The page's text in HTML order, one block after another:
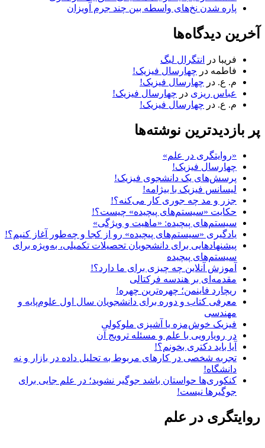
پاره شدن نخ‌های واسطه بین چند جرم آویزان
آخرین دیدگاه‌ها
فریبا در
انتگرال لبگ
فاطمه در چهارسال فیزیک!
م. ع. در چهارسال فیزیک!
عباس ریزی در چهارسال فیزیک!
م. ع. در چهارسال فیزیک!
پر بازدیدترین نوشته‌ها
«روایتگری در علم»
چهارسال فیزیک!
پرسش‌های یک دانشجوی فیزیک!
لیسانس فیزیک با بیژامه!
جزر و مد چه جوری کار می‌کنه؟!
حکایت «سیستم‌های پیچیده» چیست؟!
سیستم‌های پیچیده: «ماهیت و ویژگی‌»
یادگیری «سیستم‌های پیچیده» رو از کجا و چه‌طور آغاز کنیم؟!
پیشنهادهایی برای دانشجویان تحصیلات تکمیلی، به‌ویژه برای
سیستم‌های پیچیده
آموزش آنلاین چه چیزی برای ما دارد؟!
مقدمه‌ای بر هندسه فرکتالی
ریچارد فاینمن؛ چهره‌ترین چهره!
معرفی کتاب و دوره برای دانشجویان سال اول علوم‌پایه و
مهندسی
فیزیک خوش‌مزه یا آشپزی ملوکولی
در رویارویی با علم و مسئله ترویج آن
آیا باید دکتری بخونم؟!
تجربه شخصی در کارهای مربوط به تحلیل داده در بازار و نه
دانشگاه!
کنکوری‌ها حواستان باشد جوگیر نشوید؛ در علم جایی برای
جوگیرها نیست!
روایتگری در علم